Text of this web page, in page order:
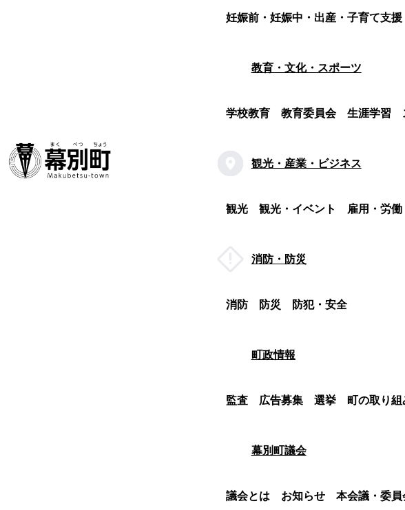
妊娠前・妊娠中・出産・子育て支援
教育・文化・スポーツ
学校教育 教育委員会 生涯学習
観光・産業・ビジネス
観光 観光・イベント 雇用・労働
消防・防災
消防 防災
防犯・安全
町政情報
監査 広告募集 選挙 町の取り組
幕別町議会
議会とは お知らせ 本会議・委員